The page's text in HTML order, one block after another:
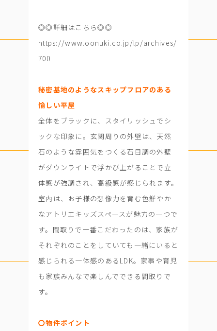
◎◎詳細はこちら◎◎
https://www.oonuki.co.jp/lp/archives/
700
秘密基地のようなスキップフロアのある
愉しい平屋
全体をブラックに、スタイリッシュでシ
ックな印象に。玄関周りの外壁は、天然
石のような雰囲気をつくる石目調の外壁
がダウンライトで浮かび上がることで立
体感が強調され、高級感が感じられます。
室内は、お子様の想像力を育む色鮮やか
なアトリエキッズスペースが魅力の一つで
す。間取りで一番こだわったのは、家族が
それぞれのことをしていても一緒にいると
感じられる一体感のあるLDK。家事や育児
も家族みんなで楽しんでできる間取りで
す。
〇物件ポイント